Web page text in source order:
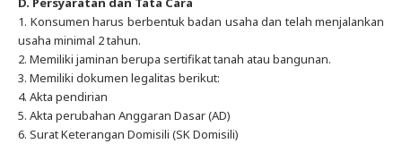
1. Konsumen harus berbentuk badan usaha dan telah menjalankan
usaha minimal 2 tahun.
2. Memiliki jaminan berupa sertifikat tanah atau bangunan.
3. Memiliki dokumen legalitas berikut:
4. Akta pendirian
5. Akta perubahan Anggaran Dasar (AD)
6. Surat Keterangan Domisili (SK Domisili)